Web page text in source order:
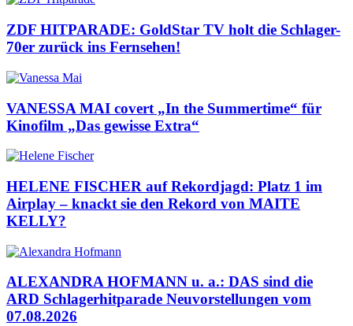
ZDF HITPARADE: GoldStar TV holt die Schlager-
70er zurück ins Fernsehen!
VANESSA MAI covert „In the Summertime“ für
Kinofilm „Das gewisse Extra“
HELENE FISCHER auf Rekordjagd: Platz 1 im
Airplay – knackt sie den Rekord von MAITE
KELLY?
ALEXANDRA HOFMANN u. a.: DAS sind die
ARD Schlagerhitparade Neuvorstellungen vom
07.08.2026